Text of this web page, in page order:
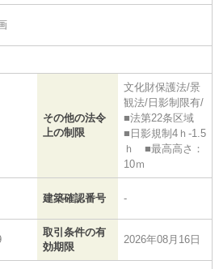
その他の法令
上の制限
文化財保護法/景
観法/日影制限有/
■法第22条区域
■日影規制4ｈ-1.5
ｈ ■最高高さ：
10ｍ
建築確認番号 -
取引条件の有
効期限
2026年08月16日